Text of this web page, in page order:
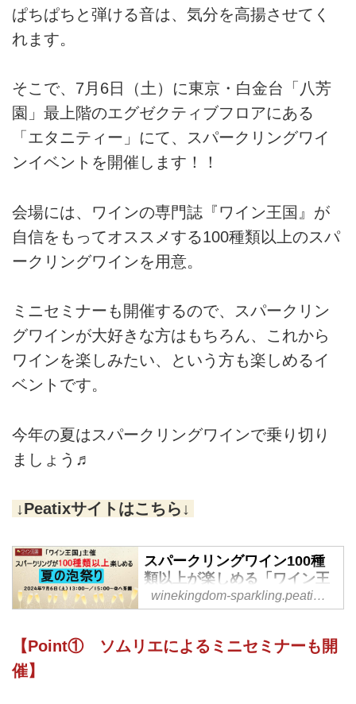
ぱちぱちと弾ける音は、気分を高揚させてく
れます。
そこで、7月6日（土）に東京・白金台「八芳
園」最上階のエグゼクティブフロアにある
「エタニティー」にて、スパークリングワイ
ンイベントを開催します！！
会場には、ワインの専門誌『ワイン王国』が
自信をもってオススメする100種類以上のスパ
ークリングワインを用意。
ミニセミナーも開催するので、スパークリン
グワインが大好きな方はもちろん、これから
ワインを楽しみたい、という方も楽しめるイ
ベントです。
今年の夏はスパークリングワインで乗り切り
ましょう♬
↓Peatixサイトはこちら↓
スパークリングワイン100種
類以上が楽しめる「ワイン王
国 夏の泡祭り」
イベントを開催します！夏の楽し
みといえば、スパークリングワイ
winekingdom-sparkling.peatix.com
【Point① ソムリエによるミニセミナーも開
催】